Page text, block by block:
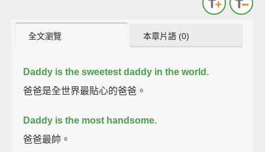
全文瀏覽 本章片語 (0)
Daddy is the sweetest daddy in the world.
爸爸是全世界最貼心的爸爸。
Daddy is the most handsome.
爸爸最帥。